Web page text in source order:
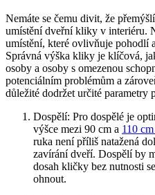
Nemáte se čemu divit, že
‍umístění dveřní kliky v ‌interiéru.
umístění, které ovlivňuje pohodlí
Správná výška kliky je klíčová,
osoby a osoby s omezenou
potenciálním problémům a
důležité dodržet určité parametry
Dospělí: Pro dospělé je
výšce mezi 90 cm a 110
ruka není příliš natažená‌
zavírání dveří. Dospělí by
dosah kličky bez nutnosti
ohnout.